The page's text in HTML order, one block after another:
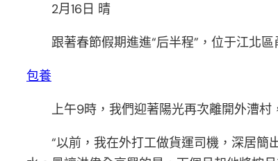
2月16日 晴
跟著春節假期進進“后半程”，位于江北區
包養
上午9時，我們迎著陽光再次離開外漕
“以前，我在外打工做貨運司機，深居